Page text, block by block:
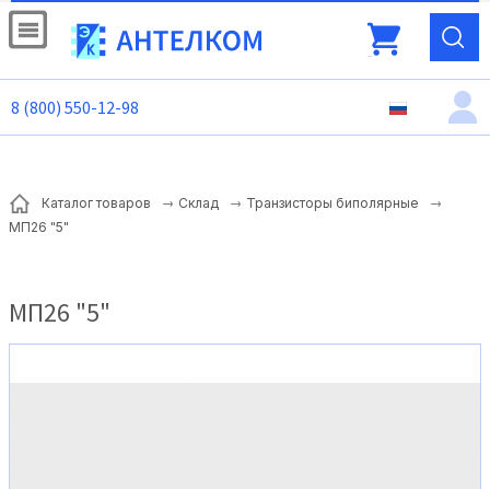
8 (800) 550-12-98
Каталог товаров Склад
Транзисторы биполярные
МП26 "5"
МП26 "5"